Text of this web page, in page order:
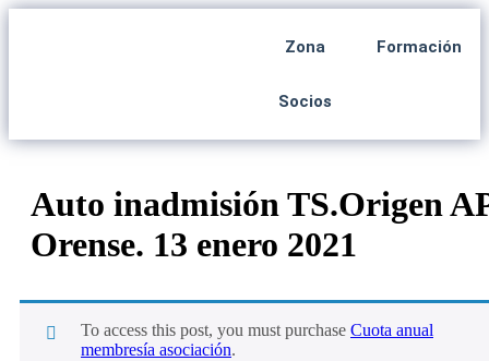
Zona
Socios
Formación
Auto inadmisión TS.Origen
Orense. 13 enero 2021
To access this post, you must purchase Cuota anual
membresía asociación.